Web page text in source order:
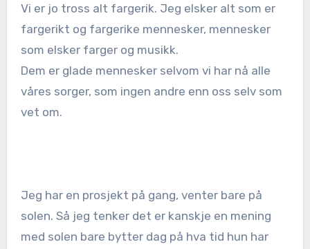
Vi er jo tross alt fargerik. Jeg elsker alt som er
fargerikt og fargerike mennesker, mennesker
som elsker farger og musikk.
Dem er glade mennesker selvom vi har nå alle
våres sorger, som ingen andre enn oss selv som
vet om.
Jeg har en prosjekt på gang, venter bare på
solen. Så jeg tenker det er kanskje en mening
med solen bare bytter dag på hva tid hun har